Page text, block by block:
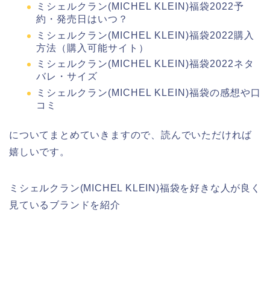
ミシェルクラン(MICHEL KLEIN)福袋2022予
約・発売日はいつ？
ミシェルクラン(MICHEL KLEIN)福袋2022購入
方法（購入可能サイト）
ミシェルクラン(MICHEL KLEIN)福袋2022ネタ
バレ・サイズ
ミシェルクラン(MICHEL KLEIN)福袋の感想や口
コミ
についてまとめていきますので、読んでいただければ
嬉しいです。
ミシェルクラン(MICHEL KLEIN)福袋を好きな人が良く
見ているブランドを紹介